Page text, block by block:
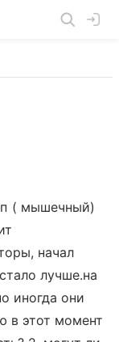
( мышечный)
начал
лучше.на
иногда они
в этот момент